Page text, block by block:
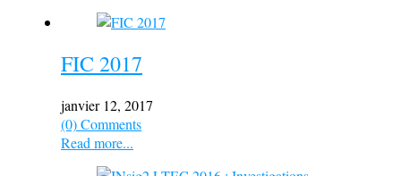
FIC 2017
janvier 12, 2017
(0) Comments
Read more...